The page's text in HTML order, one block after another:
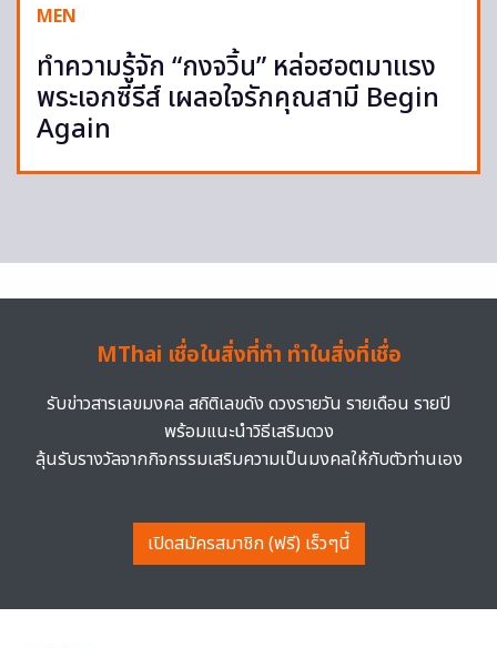
MEN
ทำความรู้จัก “กงจวิ้น” หล่อฮอตมาแรง
พระเอกซีรีส์ เผลอใจรักคุณสามี Begin
Again
MThai เชื่อในสิ่งที่ทำ ทำในสิ่งที่เชื่อ
รับข่าวสารเลขมงคล สถิติเลขดัง ดวงรายวัน รายเดือน รายปี
พร้อมแนะนำวิธีเสริมดวง
ลุ้นรับรางวัลจากกิจกรรมเสริมความเป็นมงคลให้กับตัวท่านเอง
เปิดสมัครสมาชิก (ฟรี) เร็วๆนี้